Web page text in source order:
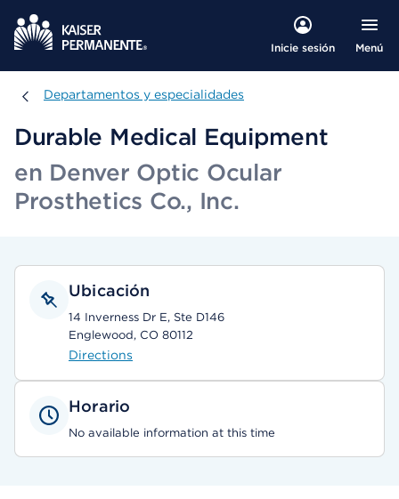
Inicie sesión Menú
Departamentos y especialidades
Departamentos y especialidades
Durable Medical Equipment
en Denver Optic Ocular
Prosthetics Co., Inc.
Ubicación
14 Inverness Dr E, Ste D146
Englewood, CO 80112
Directions
Horario
No available information at this time